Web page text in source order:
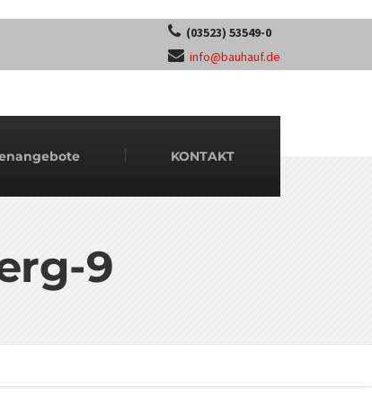
(03523) 53549-0
info@bauhauf.de
KONTAKT
9